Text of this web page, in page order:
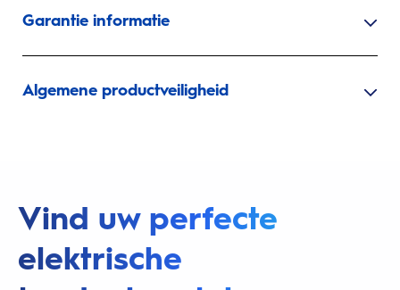
Garantie informatie
Algemene productveiligheid
Vind uw perfecte
elektrische